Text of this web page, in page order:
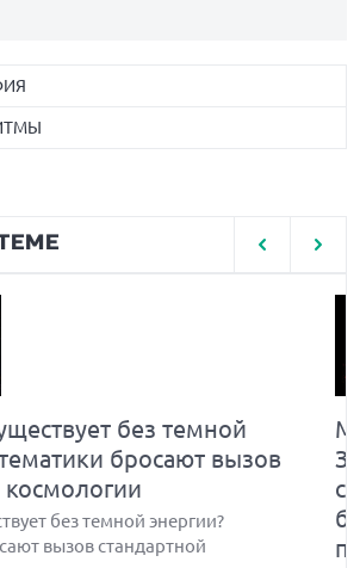
без темной
бросают вызов
космологии
без темной энергии?
вызов стандартной